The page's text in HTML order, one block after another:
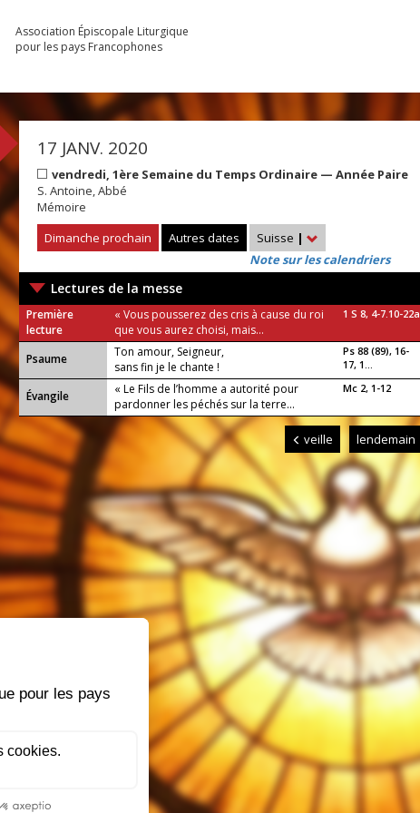
Association Épiscopale Liturgique
pour les pays Francophones
17 JANV. 2020
vendredi, 1ère Semaine du Temps Ordinaire — Année Paire
S. Antoine, Abbé
Mémoire
Dimanche prochain
Autres dates Suisse |
Note sur les calendriers
Lectures de la messe
Première
lecture
« Vous pousserez des cris à cause du roi
que vous aurez choisi, mais...
1 S 8, 4-7.10-22a
Psaume
Ton amour, Seigneur,
sans fin je le chante !
Ps 88 (89), 16-
17, 1...
Évangile
« Le Fils de l’homme a autorité pour
pardonner les péchés sur la terre...
Mc 2, 1-12
veille lendemain